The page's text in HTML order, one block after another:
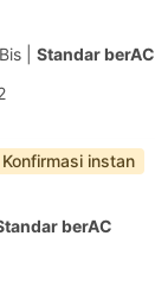
Bis Standar berAC
Konfirmasi instan
berAC